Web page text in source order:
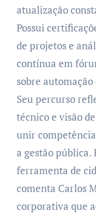
atualização
Possui
de projetos e
contínua em
sobre
Seu percurso
técnico e visão
unir
a gestão pública.
ferramenta de
comenta Carlos
corporativa que